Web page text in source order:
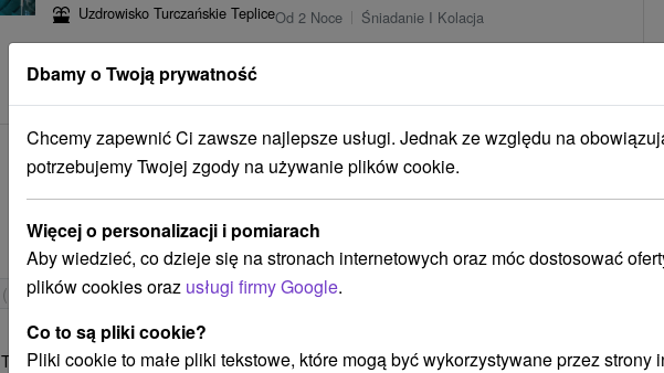
Uzdrowisko Turczańskie TepliceOd 2 Noce
Śniadanie I Kolacja
Aquaparku i na basen olimpijski - wszystko wliczone w...
od377,33zł /noc/osoba
Zobacz więcej
(18)
TOP - BESTSELLERY NAJTAŃSZE NAJDROŻSZE NA PODSTAWIE OCENY
Dbamy o Twoją prywatność
Chcemy zapewnić Ci zawsze najlepsze usługi. Jednak ze względu na
potrzebujemy Twojej zgody na używanie plików cookie.
Więcej o personalizacji i pomiarach
Aby wiedzieć, co dzieje się na stronach internetowych oraz móc dostosować
plików cookies oraz usługi firmy Google.
Co to są pliki cookie?
Pliki cookie to małe pliki tekstowe, które mogą być wykorzystywane przez strony